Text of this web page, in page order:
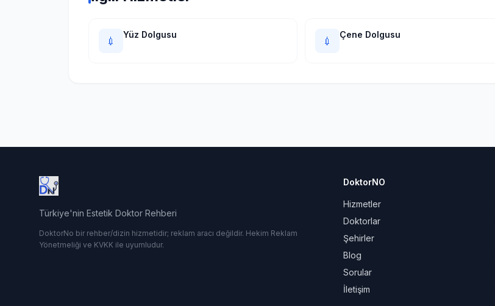
💉
Yüz Dolgusu
💉
Çene Dolgusu
Türkiye'nin Estetik Doktor Rehberi
DoktorNo bir rehber/dizin hizmetidir; reklam aracı değildir. Hekim Reklam
Yönetmeliği ve KVKK ile uyumludur.
DoktorNO
Hizmetler
Doktorlar
Şehirler
Blog
Sorular
İletişim